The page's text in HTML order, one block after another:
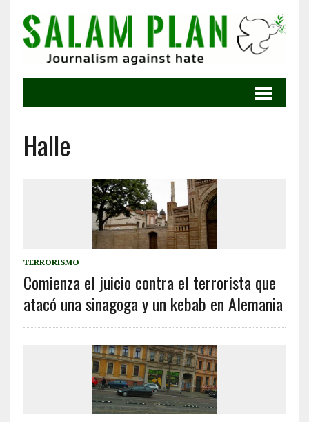
Halle
TERRORISMO
Comienza el juicio contra el terrorista que
atacó una sinagoga y un kebab en Alemania